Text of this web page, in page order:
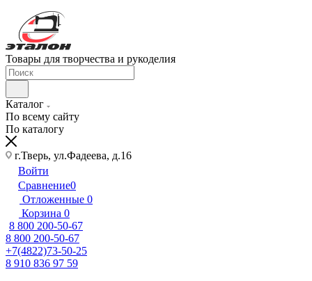
Товары для творчества и рукоделия
Каталог
По всему сайту
По каталогу
г.Тверь, ул.Фадеева, д.16
Войти
Сравнение0
Отложенные 0
Корзина 0
8 800 200-50-67
8 800 200-50-67
+7(4822)73-50-25
8 910 836 97 59